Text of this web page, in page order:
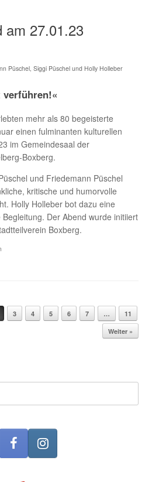
am 27.01.23
Püschel, Siggi Püschel und Holly Holleber
verführen!«
mehr als 80 begeisterte
einen fulminanten kulturellen
im Gemeindesaal der
Boxberg.
und Friedemann Püschel
kritische und humorvolle
Holly Holleber bot dazu eine
Der Abend wurde initiiert
Boxberg.
3 4 5 6 7 …
11
Weiter »